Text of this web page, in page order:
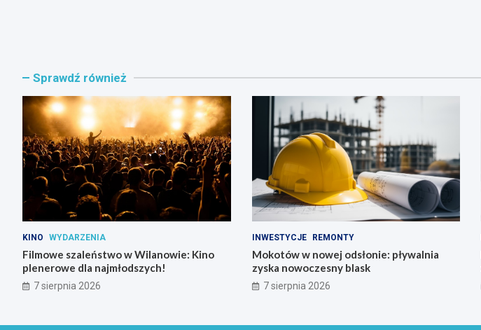
Sprawdź również
KINO WYDARZENIA
Filmowe szaleństwo w Wilanowie: Kino
plenerowe dla najmłodszych!
7 sierpnia 2026
INWESTYCJE REMONTY
Mokotów w nowej odsłonie: pływalnia
zyska nowoczesny blask
7 sierpnia 2026